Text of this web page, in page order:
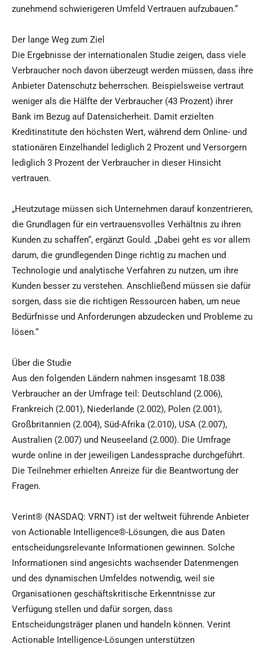
zunehmend schwierigeren Umfeld Vertrauen aufzubauen.“
Der lange Weg zum Ziel
Die Ergebnisse der internationalen Studie zeigen, dass viele
Verbraucher noch davon überzeugt werden müssen, dass ihre
Anbieter Datenschutz beherrschen. Beispielsweise vertraut
weniger als die Hälfte der Verbraucher (43 Prozent) ihrer
Bank im Bezug auf Datensicherheit. Damit erzielten
Kreditinstitute den höchsten Wert, während dem Online- und
stationären Einzelhandel lediglich 2 Prozent und Versorgern
lediglich 3 Prozent der Verbraucher in dieser Hinsicht
vertrauen.
„Heutzutage müssen sich Unternehmen darauf konzentrieren,
die Grundlagen für ein vertrauensvolles Verhältnis zu ihren
Kunden zu schaffen“, ergänzt Gould. „Dabei geht es vor allem
darum, die grundlegenden Dinge richtig zu machen und
Technologie und analytische Verfahren zu nutzen, um ihre
Kunden besser zu verstehen. Anschließend müssen sie dafür
sorgen, dass sie die richtigen Ressourcen haben, um neue
Bedürfnisse und Anforderungen abzudecken und Probleme zu
lösen.“
Über die Studie
Aus den folgenden Ländern nahmen insgesamt 18.038
Verbraucher an der Umfrage teil: Deutschland (2.006),
Frankreich (2.001), Niederlande (2.002), Polen (2.001),
Großbritannien (2.004), Süd-Afrika (2.010), USA (2.007),
Australien (2.007) und Neuseeland (2.000). Die Umfrage
wurde online in der jeweiligen Landessprache durchgeführt.
Die Teilnehmer erhielten Anreize für die Beantwortung der
Fragen.
Verint® (NASDAQ: VRNT) ist der weltweit führende Anbieter
von Actionable Intelligence®-Lösungen, die aus Daten
entscheidungsrelevante Informationen gewinnen. Solche
Informationen sind angesichts wachsender Datenmengen
und des dynamischen Umfeldes notwendig, weil sie
Organisationen geschäftskritische Erkenntnisse zur
Verfügung stellen und dafür sorgen, dass
Entscheidungsträger planen und handeln können. Verint
Actionable Intelligence-Lösungen unterstützen